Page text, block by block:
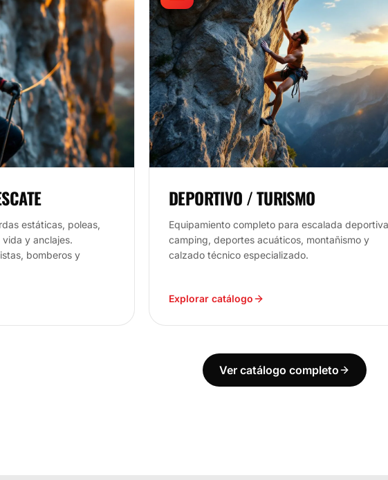
estáticas, poleas,
y anclajes.
bomberos y
DEPORTIVO / TURISMO
Equipamiento completo para escalada
camping, deportes acuáticos, montañismo y
calzado técnico especializado.
Explorar catálogo
Ver catálogo completo